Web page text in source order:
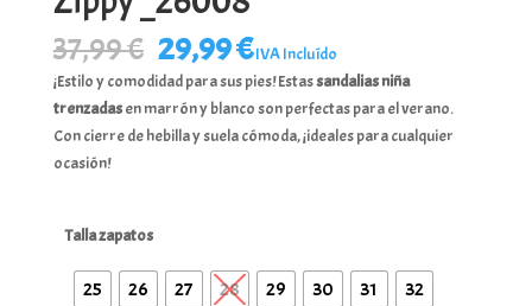
37,99€ El
precio
original
era:
37,99 €.
29,99€El
precio
actual
es:
29,99 €.
IVA Incluído
¡Estilo y comodidad para sus pies! Estassandalias niña
trenzadasen marrón y blanco son perfectas para el verano.
Con cierre de hebilla y suela cómoda, ¡ideales para cualquier
ocasión!
Talla zapatos
25 26 27 28 29 30 31 32